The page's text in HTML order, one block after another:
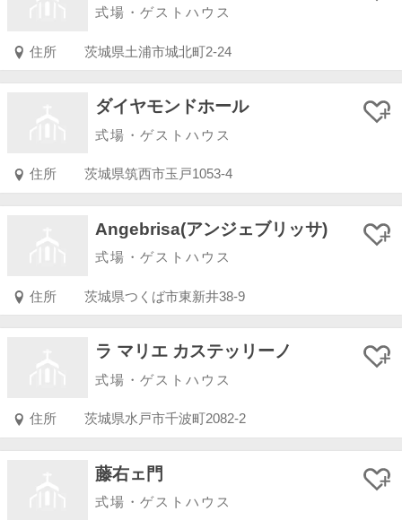
式場・ゲストハウス
住所 茨城県土浦市城北町2-24
ダイヤモンドホール
式場・ゲストハウス
住所 茨城県筑西市玉戸1053-4
Angebrisa(アンジェブリッサ)
式場・ゲストハウス
住所 茨城県つくば市東新井38-9
ラ マリエ カステッリーノ
式場・ゲストハウス
住所 茨城県水戸市千波町2082-2
藤右ェ門
式場・ゲストハウス